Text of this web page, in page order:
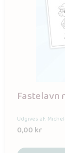
Fastelavn
Udgives af:
0,00kr